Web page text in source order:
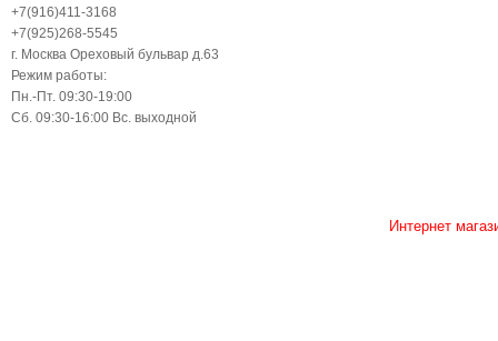
+7(916)411-3168
+7(925)268-5545
г. Москва Ореховый бульвар д.63
Режим работы:
Пн.-Пт. 09:30-19:00
Сб. 09:30-16:00 Вс. выходной
Интернет